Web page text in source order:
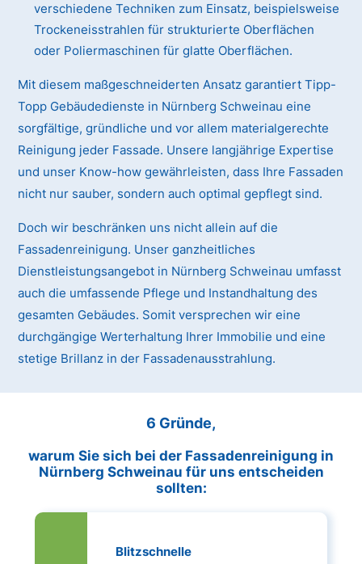
verschiedene Techniken zum Einsatz, beispielsweise
Trockeneisstrahlen für strukturierte Oberflächen
oder Poliermaschinen für glatte Oberflächen.
Mit diesem maßgeschneiderten Ansatz garantiert Tipp-
Topp Gebäudedienste in Nürnberg Schweinau eine
sorgfältige, gründliche und vor allem materialgerechte
Reinigung jeder Fassade. Unsere langjährige Expertise
und unser Know-how gewährleisten, dass Ihre Fassaden
nicht nur sauber, sondern auch optimal gepflegt sind.
Doch wir beschränken uns nicht allein auf die
Fassadenreinigung. Unser ganzheitliches
Dienstleistungsangebot in Nürnberg Schweinau umfasst
auch die umfassende Pflege und Instandhaltung des
gesamten Gebäudes. Somit versprechen wir eine
durchgängige Werterhaltung Ihrer Immobilie und eine
stetige Brillanz in der Fassadenausstrahlung.
6 Gründe,
warum Sie sich bei der Fassadenreinigung in
Nürnberg Schweinau für uns entscheiden
sollten:
Blitzschnelle